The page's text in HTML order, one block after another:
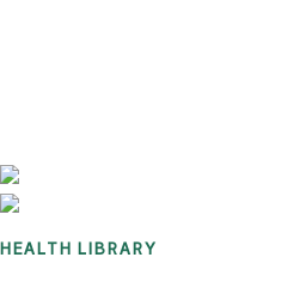
HEALTH LIBRARY